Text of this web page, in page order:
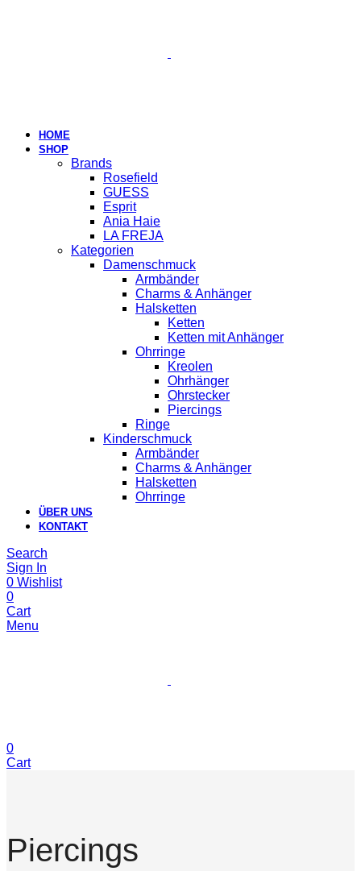
HOME
SHOP
Brands
Rosefield
GUESS
Esprit
Ania Haie
LA FREJA
Kategorien
Damenschmuck
Armbänder
Charms & Anhänger
Halsketten
Ketten
Ketten mit Anhänger
Ohrringe
Kreolen
Ohrhänger
Ohrstecker
Piercings
Ringe
Kinderschmuck
Armbänder
Charms & Anhänger
Halsketten
Ohrringe
ÜBER UNS
KONTAKT
Search
Sign In
0 Wishlist
0
Cart
Menu
0
Cart
Piercings